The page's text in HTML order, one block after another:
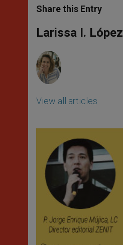
t
s
p
p
s
e
g
e
e
b
o
k
r
Share this Entry
Larissa I. López
View all articles